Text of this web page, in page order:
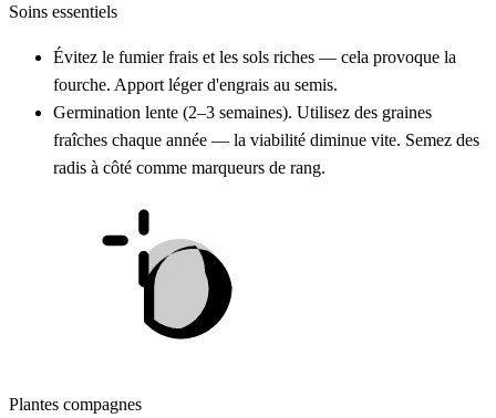
Soins essentiels
Évitez le fumier frais et les sols riches — cela provoque la
fourche. Apport léger d'engrais au semis.
Germination lente (2–3 semaines). Utilisez des graines
fraîches chaque année — la viabilité diminue vite. Semez des
radis à côté comme marqueurs de rang.
Plantes compagnes